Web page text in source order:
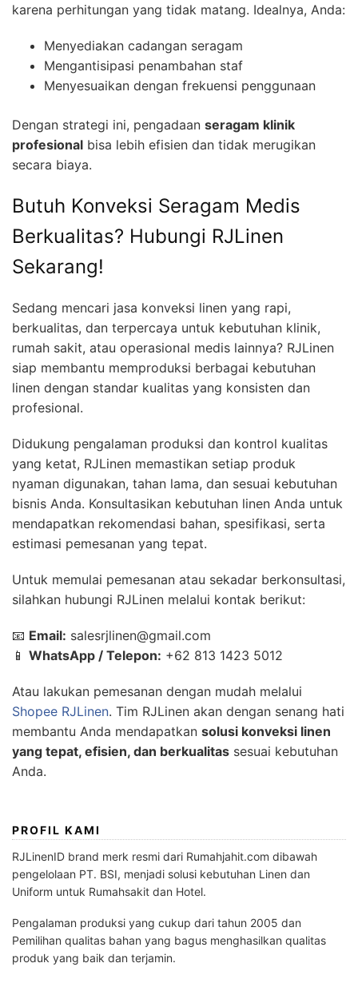
karena perhitungan yang tidak matang. Idealnya, Anda:
Menyediakan cadangan seragam
Mengantisipasi penambahan staf
Menyesuaikan dengan frekuensi penggunaan
Dengan strategi ini, pengadaan seragam klinik
profesional bisa lebih efisien dan tidak merugikan
secara biaya.
Butuh Konveksi Seragam Medis
Berkualitas? Hubungi RJLinen
Sekarang!
Sedang mencari jasa konveksi linen yang rapi,
berkualitas, dan terpercaya untuk kebutuhan klinik,
rumah sakit, atau operasional medis lainnya? RJLinen
siap membantu memproduksi berbagai kebutuhan
linen dengan standar kualitas yang konsisten dan
profesional.
Didukung pengalaman produksi dan kontrol kualitas
yang ketat, RJLinen memastikan setiap produk
nyaman digunakan, tahan lama, dan sesuai kebutuhan
bisnis Anda. Konsultasikan kebutuhan linen Anda untuk
mendapatkan rekomendasi bahan, spesifikasi, serta
estimasi pemesanan yang tepat.
Untuk memulai pemesanan atau sekadar berkonsultasi,
silahkan hubungi RJLinen melalui kontak berikut:
📧 Email: salesrjlinen@gmail.com
📱 WhatsApp / Telepon: +62 813 1423 5012
Atau lakukan pemesanan dengan mudah melalui
Shopee RJLinen. Tim RJLinen akan dengan senang hati
membantu Anda mendapatkan solusi konveksi linen
yang tepat, efisien, dan berkualitas sesuai kebutuhan
Anda.
PROFIL KAMI
RJLinenID brand merk resmi dari Rumahjahit.com dibawah
pengelolaan PT. BSI, menjadi solusi kebutuhan Linen dan
Uniform untuk Rumahsakit dan Hotel.
Pengalaman produksi yang cukup dari tahun 2005 dan
Pemilihan qualitas bahan yang bagus menghasilkan qualitas
produk yang baik dan terjamin.